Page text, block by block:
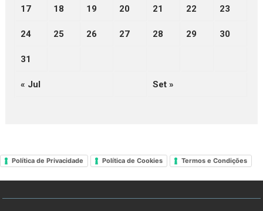
17 18 19 20 21 22 23
24 25 26 27 28 29 30
31
« Jul Set »
Política de Privacidade Política de Cookies Termos e Condições